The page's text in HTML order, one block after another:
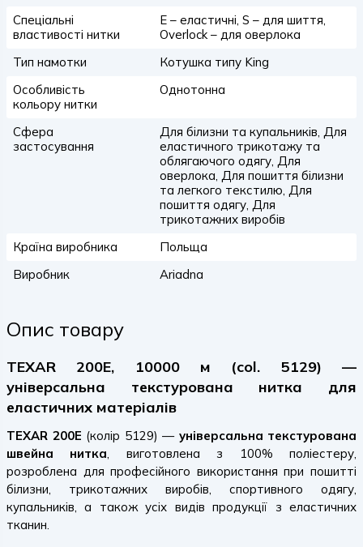
Спеціальні
властивості нитки
E – еластичні, S – для шиття,
Overlock – для оверлока
Тип намотки
Котушка типу King
Особливість
кольору нитки
Однотонна
Сфера
застосування
Для білизни та купальників, Для
еластичного трикотажу та
облягаючого одягу, Для
оверлока, Для пошиття білизни
та легкого текстилю, Для
пошиття одягу, Для
трикотажних виробів
Країна виробника
Польща
Виробник
Ariadna
Опис товару
TEXAR 200E, 10000 м (col. 5129) —
універсальна текстурована нитка для
еластичних матеріалів
TEXAR 200E (колір 5129) — універсальна текстурована
швейна нитка, виготовлена з 100% поліестеру,
розроблена для професійного використання при пошитті
білизни, трикотажних виробів, спортивного одягу,
купальників, а також усіх видів продукції з еластичних
тканин.